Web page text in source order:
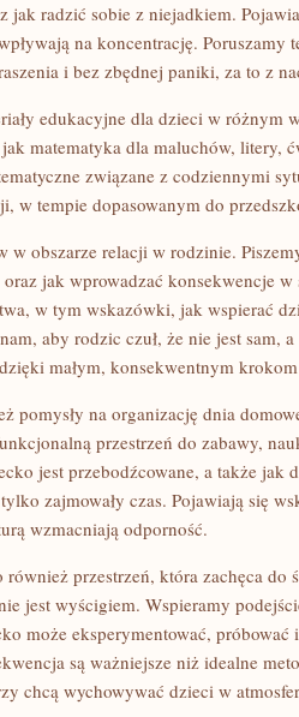
jak radzić sobie z niejadkiem.
na koncentrację. Poruszamy
i bez zbędnej paniki, za to z
edukacyjne dla dzieci w różnym
matematyka dla maluchów, litery,
związane z codziennymi
w tempie dopasowanym do
w obszarze relacji w rodzinie.
jak wprowadzać konsekwencje w
w tym wskazówki, jak wspierać
aby rodzic czuł, że nie jest sam,
małym, konsekwentnym
pomysły na organizację dnia
przestrzeń do zabawy,
jest przebodźcowane, a także jak
zajmowały czas. Pojawiają się
wzmacniają odporność.
przestrzeń, która zachęca do
jest wyścigiem. Wspieramy
może eksperymentować, próbować
są ważniejsze niż idealne
chcą wychowywać dzieci w